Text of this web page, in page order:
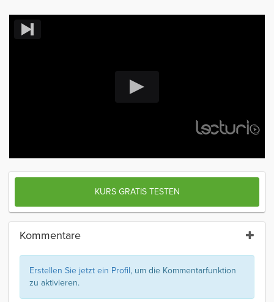
KURS GRATIS TESTEN
Kommentare
Erstellen Sie jetzt ein Profil, um die Kommentarfunktion
zu aktivieren.